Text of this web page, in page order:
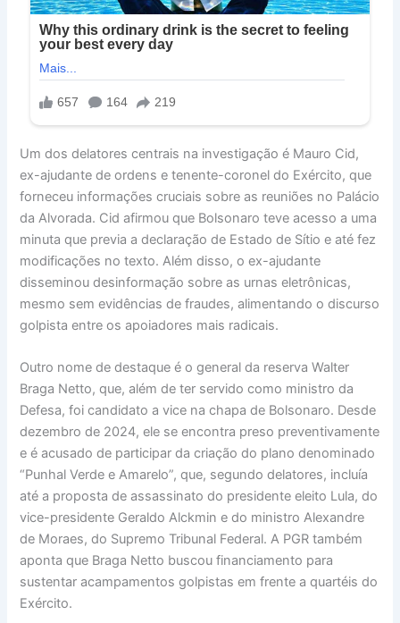
Um dos delatores centrais na investigação é Mauro Cid,
ex-ajudante de ordens e tenente-coronel do Exército, que
forneceu informações cruciais sobre as reuniões no Palácio
da Alvorada. Cid afirmou que Bolsonaro teve acesso a uma
minuta que previa a declaração de Estado de Sítio e até fez
modificações no texto. Além disso, o ex-ajudante
disseminou desinformação sobre as urnas eletrônicas,
mesmo sem evidências de fraudes, alimentando o discurso
golpista entre os apoiadores mais radicais.
Outro nome de destaque é o general da reserva Walter
Braga Netto, que, além de ter servido como ministro da
Defesa, foi candidato a vice na chapa de Bolsonaro. Desde
dezembro de 2024, ele se encontra preso preventivamente
e é acusado de participar da criação do plano denominado
“Punhal Verde e Amarelo”, que, segundo delatores, incluía
até a proposta de assassinato do presidente eleito Lula, do
vice-presidente Geraldo Alckmin e do ministro Alexandre
de Moraes, do Supremo Tribunal Federal. A PGR também
aponta que Braga Netto buscou financiamento para
sustentar acampamentos golpistas em frente a quartéis do
Exército.